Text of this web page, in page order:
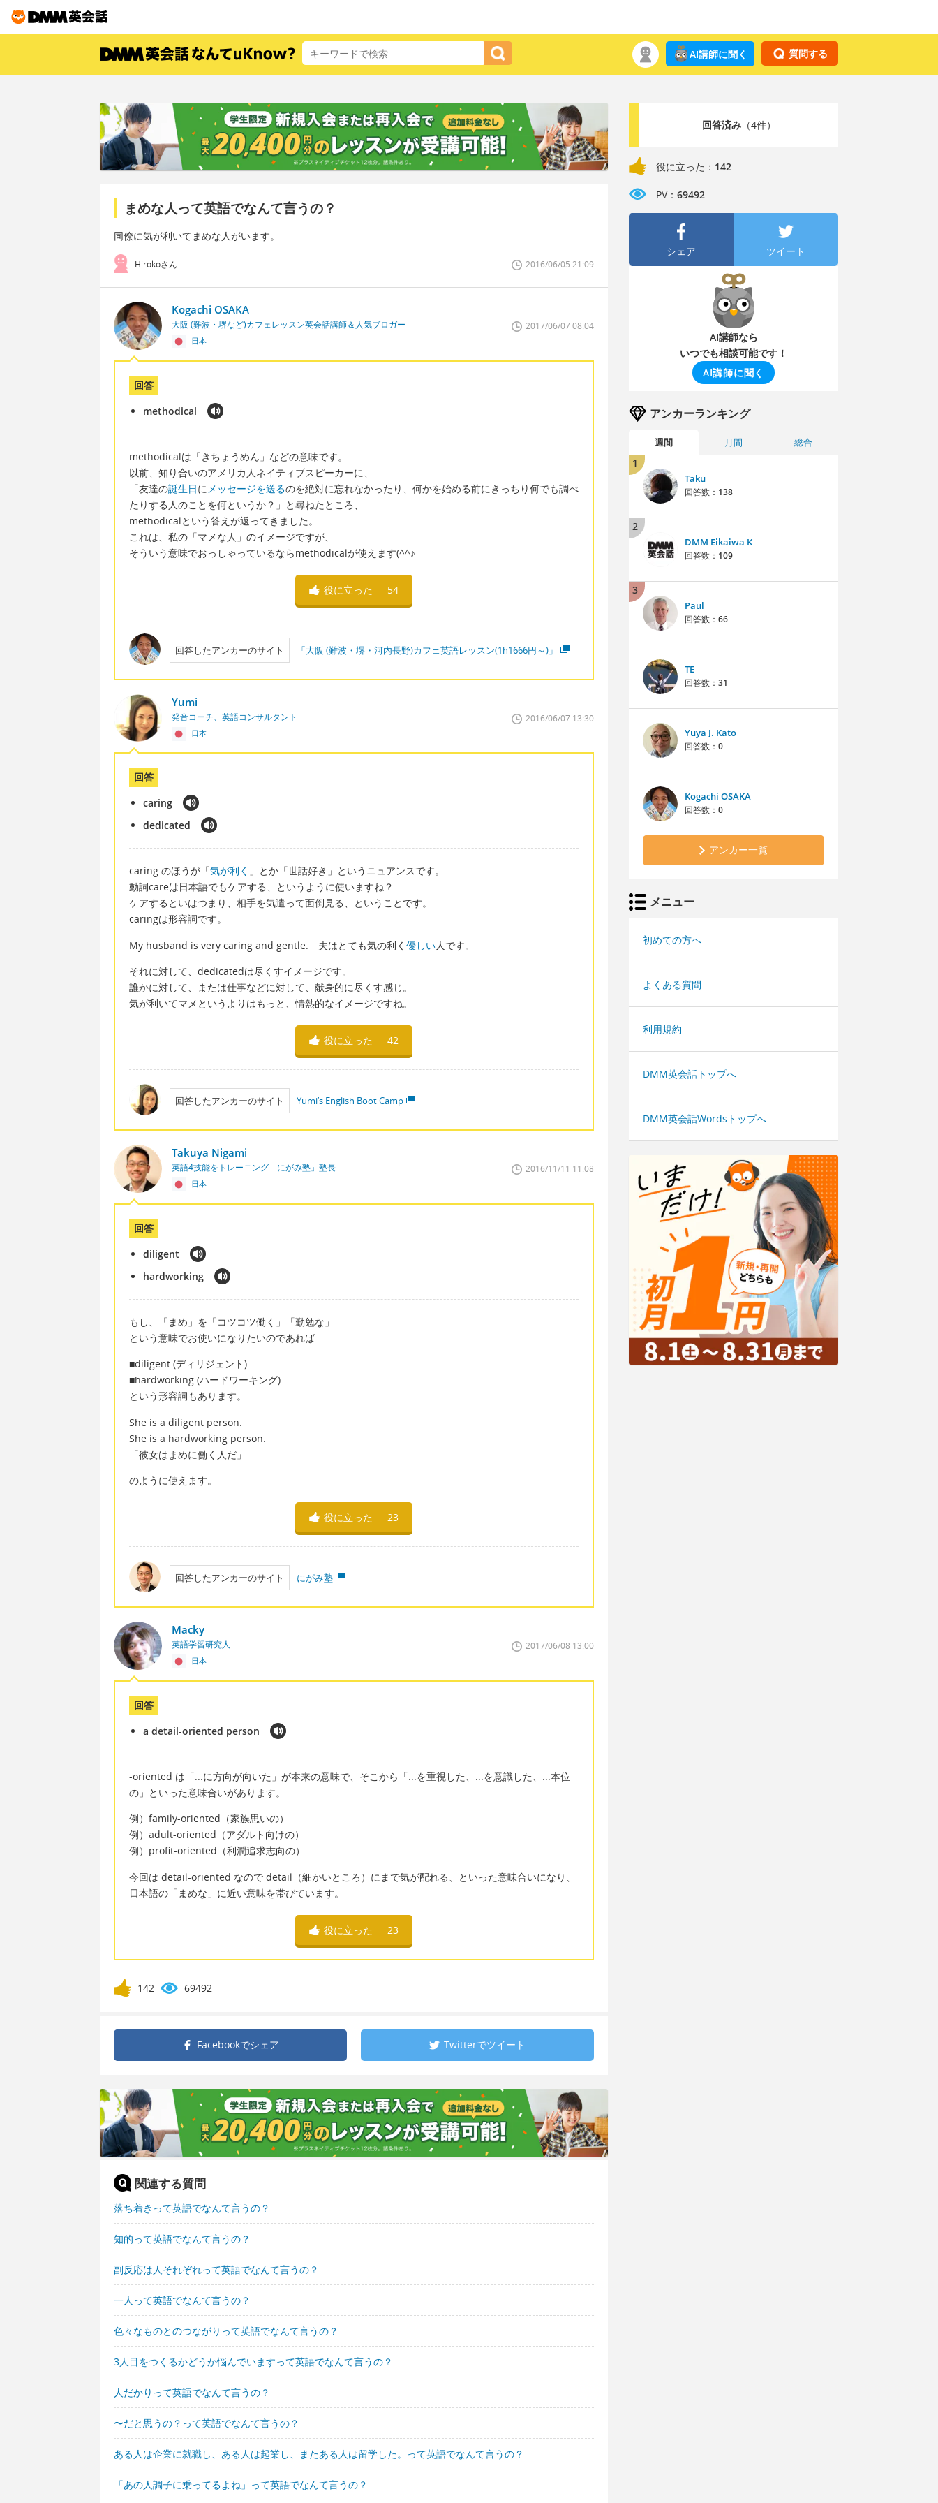
質問する
AI講師に聞く
まめな人って英語でなんて言うの？
同僚に気が利いてまめな人がいます。
Hirokoさん 2016/06/05 21:09
Kogachi OSAKA
大阪 (難波・堺など)カフェレッスン英会話講師＆人気ブロガー
日本
2017/06/07 08:04
回答
methodical
methodicalは「きちょうめん」などの意味です。
以前、知り合いのアメリカ人ネイティブスピーカーに、
「友達の誕生日に メッセージを送るのを絶対に忘れなかったり、何かを始める前にきっちり何でも調べ
たりする人のことを何というか？」と尋ねたところ、
methodicalという答えが返ってきました。
これは、私の「マメな人」のイメージですが、
そういう意味でおっしゃっているならmethodicalが使えます(^^♪
役に立った 54
回答したアンカーのサイト 「大阪 (難波・堺・河内長野)カフェ英語レッスン(1h1666円～)」
Yumi
発音コーチ、英語コンサルタント
日本
2016/06/07 13:30
回答
caring
dedicated
caring のほうが「気が利く 」とか「世話好き」というニュアンスです。
動詞careは日本語でもケアする、というように使いますね？
ケアするといはつまり、相手を気遣って面倒見る、ということです。
caringは形容詞です。
My husband is very caring and gentle. 夫はとても気の利く 優しい人です。
それに対して、dedicatedは尽くすイメージです。
誰かに対して、または仕事などに対して、献身的に尽くす感じ。
気が利いてマメというよりはもっと、情熱的なイメージですね。
役に立った 42
回答したアンカーのサイト Yumi’s English Boot Camp
Takuya Nigami
英語4技能をトレーニング「にがみ塾」塾長
日本
2016/11/11 11:08
回答
diligent
hardworking
もし、「まめ」を「コツコツ働く」「勤勉な」
という意味でお使いになりたいのであれば
■diligent (ディリジェント)
■hardworking (ハードワーキング)
という形容詞もあります。
She is a diligent person.
She is a hardworking person.
「彼女はまめに働く人だ」
のように使えます。
役に立った 23
回答したアンカーのサイト にがみ塾
Macky
英語学習研究人
日本
2017/06/08 13:00
回答
a detail-oriented person
-oriented は「...に方向が向いた」が本来の意味で、そこから「...を重視した、...を意識した、...本位
の」といった意味合いがあります。
例）family-oriented（家族思いの）
例）adult-oriented（アダルト向けの）
例）profit-oriented（利潤追求志向の）
今回は detail-oriented なので detail（細かいところ）にまで気が配れる、といった意味合いになり、
日本語の「まめな」に近い意味を帯びています。
役に立った 23
142 69492
Facebookでシェア Twitterでツイート
関連する質問
落ち着きって英語でなんて言うの？
知的って英語でなんて言うの？
副反応は人それぞれって英語でなんて言うの？
一人って英語でなんて言うの？
色々なものとのつながりって英語でなんて言うの？
3人目をつくるかどうか悩んでいますって英語でなんて言うの？
人だかりって英語でなんて言うの？
〜だと思うの？って英語でなんて言うの？
ある人は企業に就職し、ある人は起業し、またある人は留学した。って英語でなんて言うの？
「あの人調子に乗ってるよね」って英語でなんて言うの？
回答済み（4件）
役に立った： 142
PV： 69492
シェア ツイート
AI講師なら
いつでも相談可能です！
AI講師に聞く
アンカーランキング
週間 月間 総合
1
Taku
回答数： 138
2
DMM Eikaiwa K
回答数： 109
3
Paul
回答数： 66
TE
回答数： 31
Yuya J. Kato
回答数： 0
Kogachi OSAKA
回答数： 0
アンカー一覧
メニュー
初めての方へ
よくある質問
利用規約
DMM英会話トップへ
DMM英会話Wordsトップへ